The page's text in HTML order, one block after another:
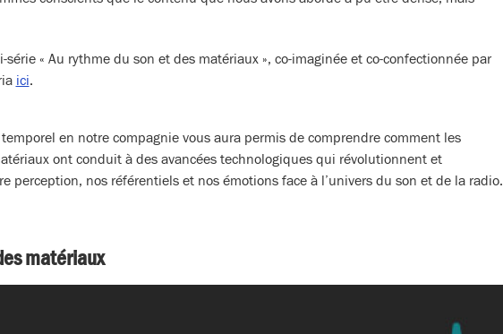
« Au rythme du son et des matériaux », co-imaginée et co-confectionnée par
ici.
en notre compagnie vous aura permis de comprendre comment les
ont conduit à des avancées technologiques qui révolutionnent et
perception, nos référentiels et nos émotions face à l’univers du son et de la radio.
matériaux